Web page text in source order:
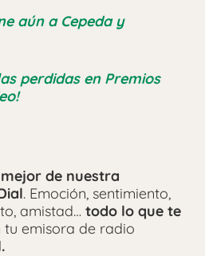
aún a Cepeda y
perdidas en Premios
mejor de nuestra
. Emoción, sentimiento,
amistad… todo lo que te
tu emisora de radio